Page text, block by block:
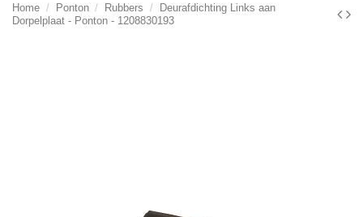
Home Ponton Rubbers
Deurafdichting Links aan
Dorpelplaat - Ponton - 1208830193